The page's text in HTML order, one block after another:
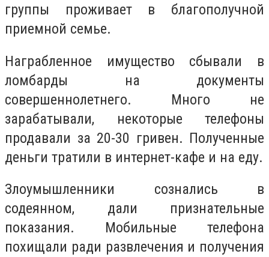
группы проживает в благополучной
приемной семье.
Награбленное имущество сбывали в
ломбарды на документы
совершеннолетнего. Много не
зарабатывали, некоторые телефоны
продавали за 20-30 гривен. Полученные
деньги тратили в интернет-кафе и на еду.
Злоумышленники сознались в
содеянном, дали признательные
показания. Мобильные телефона
похищали ради развлечения и получения